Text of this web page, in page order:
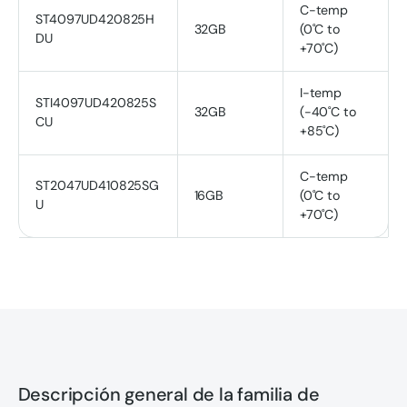
ST4097UD420825H
DU
32GB
C-temp
(0˚C to
+70˚C)
STI4097UD420825S
CU
32GB
I-temp
(-40˚C to
+85˚C)
ST2047UD410825SG
U
16GB
C-temp
(0˚C to
+70˚C)
Descripción general de la familia de